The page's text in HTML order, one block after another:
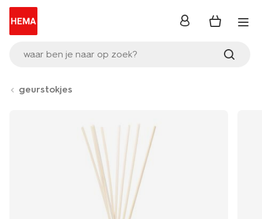
waar ben je naar op zoek?
inloggen
geurstokjes